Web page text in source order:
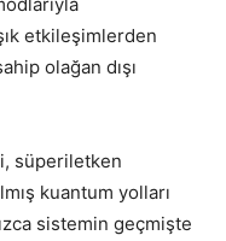
etkileşimlerden
olağan dışı
süperiletken
kuantum yolları
sistemin geçmişte